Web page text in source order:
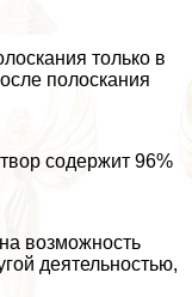
только в
полоскания
содержит 96%
возможность
деятельностью,